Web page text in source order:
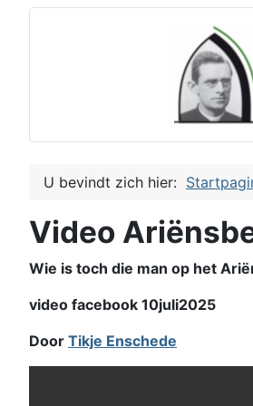
U bevindt zich hier:
Video
Wie is toch die man op het
video facebook 10juli2025
Door Tikje Enschede